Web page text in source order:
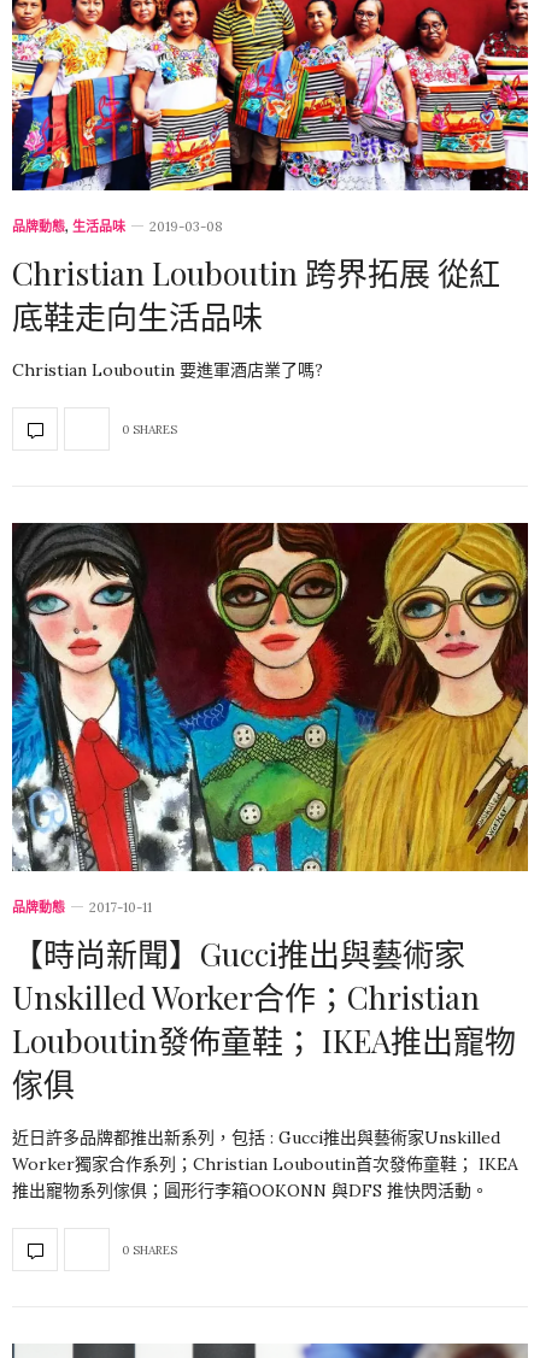
品牌動態, 生活品味 2019-03-08
Christian Louboutin 跨界拓展 從紅
底鞋走向生活品味
Christian Louboutin 要進軍酒店業了嗎?
0 SHARES
品牌動態 2017-10-11
【時尚新聞】Gucci推出與藝術家
Unskilled Worker合作；Christian
Louboutin發佈童鞋； IKEA推出寵物
傢俱
近日許多品牌都推出新系列，包括 : Gucci推出與藝術家Unskilled
Worker獨家合作系列；Christian Louboutin首次發佈童鞋； IKEA
推出寵物系列傢俱；圓形行李箱OOKONN 與DFS 推快閃活動。
0 SHARES